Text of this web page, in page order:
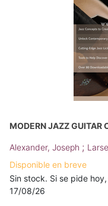
MODERN JAZZ GUITAR
Alexander, Joseph ;
Disponible en breve
Sin stock. Si se pide
17/08/26